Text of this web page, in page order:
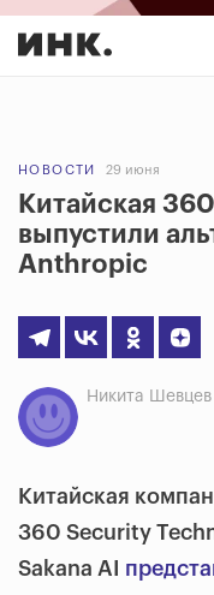
НОВОСТИ 29 июня
Китайская
выпустили
Anthropic
Никита Шевцев
Китайская
360 Security
Sakana AI